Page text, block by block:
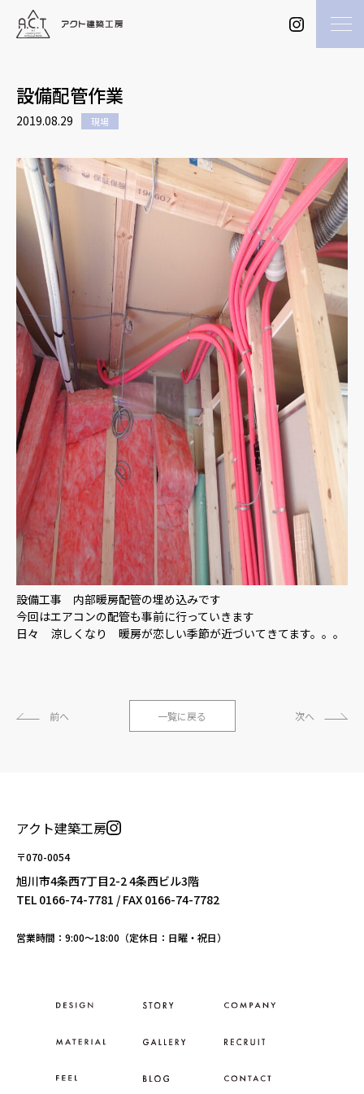
設備配管作業
2019.08.29 現場
設備工事 内部暖房配管の埋め込みです
今回はエアコンの配管も事前に行っていきます
日々 涼しくなり 暖房が恋しい季節が近づいてきてます。。。
前へ 一覧に戻る 次へ
アクト建築工房
〒070-0054
旭川市4条西7丁目2-2 4条西ビル3階
TEL 0166-74-7781 / FAX 0166-74-7782
営業時間：9:00〜18:00（定休日：日曜・祝日）